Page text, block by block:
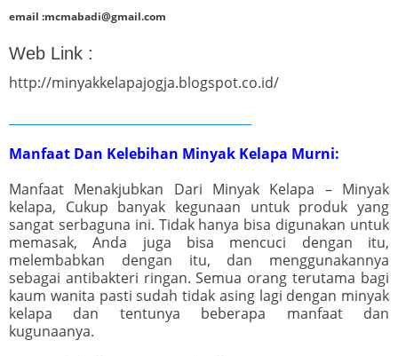
email :mcmabadi@gmail.com
Web Link :
http://minyakkelapajogja.blogspot.co.id/
Manfaat Dan Kelebihan Minyak Kelapa Murni:
Manfaat Menakjubkan Dari Minyak Kelapa – Minyak
kelapa, Cukup banyak kegunaan untuk produk yang
sangat serbaguna ini. Tidak hanya bisa digunakan untuk
memasak, Anda juga bisa mencuci dengan itu,
melembabkan dengan itu, dan menggunakannya
sebagai antibakteri ringan. Semua orang terutama bagi
kaum wanita pasti sudah tidak asing lagi dengan minyak
kelapa dan tentunya beberapa manfaat dan
kugunaanya.